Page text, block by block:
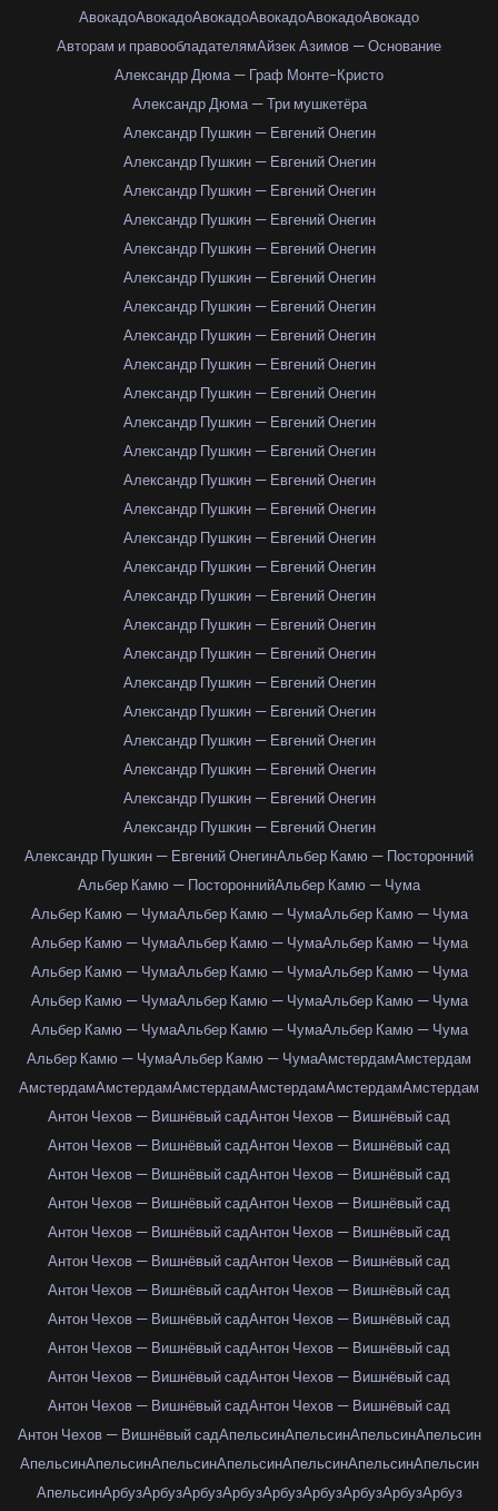
АвокадоАвокадоАвокадоАвокадоАвокадоАвокадо
Авторам и правообладателямАйзек Азимов — Основание
Александр Дюма — Граф Монте-Кристо
Александр Дюма — Три мушкетёра
Александр Пушкин — Евгений Онегин
Александр Пушкин — Евгений Онегин
Александр Пушкин — Евгений Онегин
Александр Пушкин — Евгений Онегин
Александр Пушкин — Евгений Онегин
Александр Пушкин — Евгений Онегин
Александр Пушкин — Евгений Онегин
Александр Пушкин — Евгений Онегин
Александр Пушкин — Евгений Онегин
Александр Пушкин — Евгений Онегин
Александр Пушкин — Евгений Онегин
Александр Пушкин — Евгений Онегин
Александр Пушкин — Евгений Онегин
Александр Пушкин — Евгений Онегин
Александр Пушкин — Евгений Онегин
Александр Пушкин — Евгений Онегин
Александр Пушкин — Евгений Онегин
Александр Пушкин — Евгений Онегин
Александр Пушкин — Евгений Онегин
Александр Пушкин — Евгений Онегин
Александр Пушкин — Евгений Онегин
Александр Пушкин — Евгений Онегин
Александр Пушкин — Евгений Онегин
Александр Пушкин — Евгений Онегин
Александр Пушкин — Евгений Онегин
Александр Пушкин — Евгений ОнегинАльбер Камю — Посторонний
Альбер Камю — ПостороннийАльбер Камю — Чума
Альбер Камю — ЧумаАльбер Камю — ЧумаАльбер Камю — Чума
Альбер Камю — ЧумаАльбер Камю — ЧумаАльбер Камю — Чума
Альбер Камю — ЧумаАльбер Камю — ЧумаАльбер Камю — Чума
Альбер Камю — ЧумаАльбер Камю — ЧумаАльбер Камю — Чума
Альбер Камю — ЧумаАльбер Камю — ЧумаАльбер Камю — Чума
Альбер Камю — ЧумаАльбер Камю — ЧумаАмстердамАмстердам
АмстердамАмстердамАмстердамАмстердамАмстердамАмстердам
Антон Чехов — Вишнёвый садАнтон Чехов — Вишнёвый сад
Антон Чехов — Вишнёвый садАнтон Чехов — Вишнёвый сад
Антон Чехов — Вишнёвый садАнтон Чехов — Вишнёвый сад
Антон Чехов — Вишнёвый садАнтон Чехов — Вишнёвый сад
Антон Чехов — Вишнёвый садАнтон Чехов — Вишнёвый сад
Антон Чехов — Вишнёвый садАнтон Чехов — Вишнёвый сад
Антон Чехов — Вишнёвый садАнтон Чехов — Вишнёвый сад
Антон Чехов — Вишнёвый садАнтон Чехов — Вишнёвый сад
Антон Чехов — Вишнёвый садАнтон Чехов — Вишнёвый сад
Антон Чехов — Вишнёвый садАнтон Чехов — Вишнёвый сад
Антон Чехов — Вишнёвый садАнтон Чехов — Вишнёвый сад
Антон Чехов — Вишнёвый садАпельсинАпельсинАпельсинАпельсин
АпельсинАпельсинАпельсинАпельсинАпельсинАпельсинАпельсин
АпельсинАрбузАрбузАрбузАрбузАрбузАрбузАрбузАрбузАрбуз